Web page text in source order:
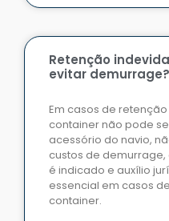
Retenção
evitar demurrage?
Em casos de
container não pode
acessório do navio,
custos de
é indicado e auxílio
essencial em casos
container.